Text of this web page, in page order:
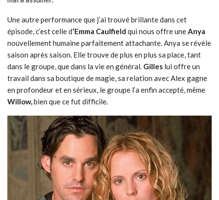
Une autre performance que j’ai trouvé brillante dans cet
épisode, c’est celle d‘Emma Caulfield qui nous offre uneAnya
nouvellement humaine parfaitement attachante. Anya se révèle
saison après saison. Elle trouve de plus en plus sa place, tant
dans le groupe, que dans la vie en général. Gilles lui offre un
travail dans sa boutique de magie, sa relation avec Alex gagne
en profondeur et en sérieux, le groupe l’a enfin accepté, même
Willow,bien que ce fut difficile.